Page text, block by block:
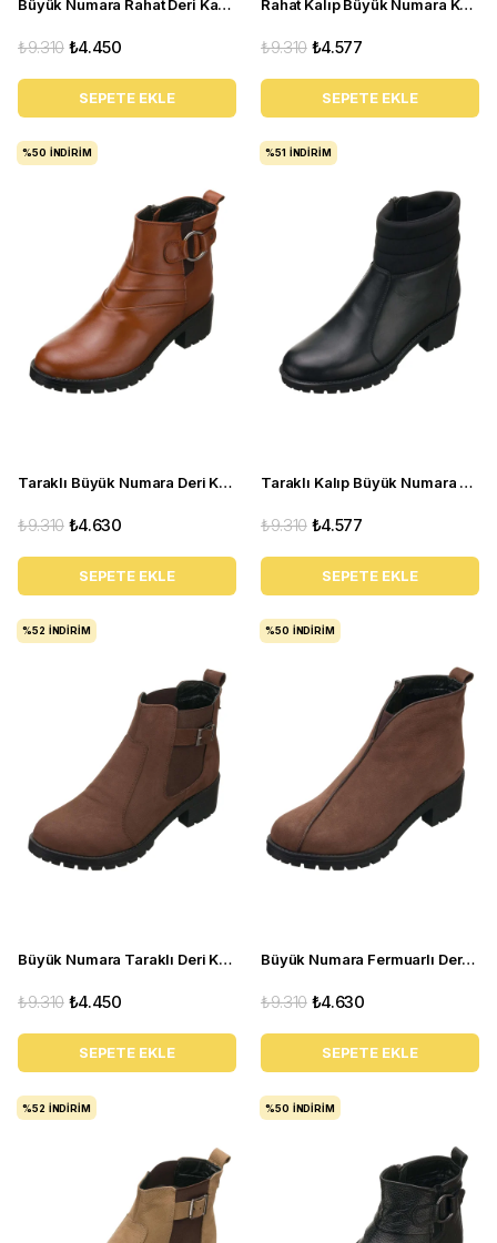
Büyük Numara Rahat Deri Kadın BOT YSM63 Siyah
₺4.450
₺9.310
SEPETE EKLE
Rahat Kalıp Büyük Numara Kadın BOT Ysm14 Kahve
₺4.577
₺9.310
SEPETE EKLE
Taraklı Büyük Numara Deri Kadın BOT YSM26 Taba
₺4.630
₺9.310
SEPETE EKLE
%50 İNDIRIM
Taraklı Kalıp Büyük Numara Kadın BOT Ysm14 Siyah
₺4.577
₺9.310
SEPETE EKLE
%51 İNDIRIM
Büyük Numara Taraklı Deri Kadın BOT YSM63 Kahve
₺4.450
₺9.310
SEPETE EKLE
%52 İNDIRIM
Büyük Numara Fermuarlı Deri Kadın BOT YSM06 Kahve
₺4.630
₺9.310
SEPETE EKLE
%50 İNDIRIM
%52 İNDIRIM %50 İNDIRIM